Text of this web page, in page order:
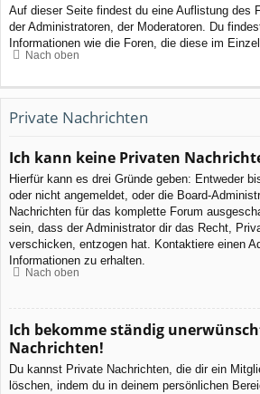
Auf dieser Seite findest du eine Auflistung des
der Administratoren, der Moderatoren. Du
Informationen wie die Foren, die diese im
Nach oben
Private Nachrichten
Ich kann keine Privaten
Hierfür kann es drei Gründe geben: Entweder
oder nicht angemeldet, oder die Board-
Nachrichten für das komplette Forum
sein, dass der Administrator dir das Recht,
verschicken, entzogen hat. Kontaktiere einen
Informationen zu erhalten.
Nach oben
Ich bekomme ständig
Nachrichten!
Du kannst Private Nachrichten, die dir ein
löschen, indem du in deinem persönlichen